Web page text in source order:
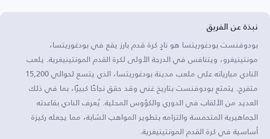
نبذة عن الفريق
بودوفنست بودغوريتسا هو نادٍ كرة قدم بارز يقع في بودغوريتسا،
مونتينيغرو، ويتنافس في الدرجة الأولى لكرة القدم المونتينيغرية. يلعب
النادي مبارياته على ملعب مدينة بودغوريتسا، الذي يتسع لحوالي 15,200
متفرج. يتمتع بودوفنست بتاريخ غني وقد حقق نجاحًا كبيرًا، بما في ذلك
العديد من الألقاب في الدوري والكؤوس المحلية. يُعرف النادي بقاعدته
الجماهيرية المتحمسة والتزامه بتطوير المواهب الشابة، مما يجعله ركيزة
أساسية في كرة القدم المونتينيغرية.